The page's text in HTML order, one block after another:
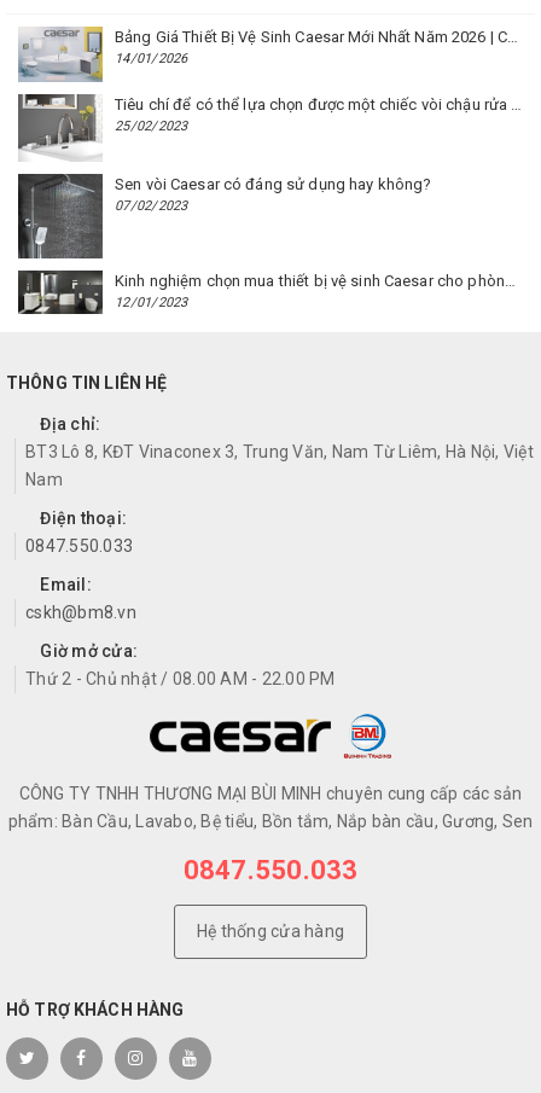
14/01/2026
Tiêu chí để có thể lựa chọn được một chiếc vòi chậu rửa mặt Caesar phù hợp
25/02/2023
Sen vòi Caesar có đáng sử dụng hay không?
07/02/2023
Kinh nghiệm chọn mua thiết bị vệ sinh Caesar cho phòng trọ
12/01/2023
THÔNG TIN LIÊN HỆ
Địa chỉ:
BT3 Lô 8, KĐT Vinaconex 3, Trung Văn, Nam Từ Liêm, Hà Nội, Việt
Nam
Điện thoại:
0847.550.033
Email:
cskh@bm8.vn
Giờ mở cửa:
Thứ 2 - Chủ nhật / 08.00 AM - 22.00 PM
CÔNG TY TNHH THƯƠNG MẠI BÙI MINH chuyên cung cấp các sản
phẩm: Bàn Cầu, Lavabo, Bệ tiểu, Bồn tắm, Nắp bàn cầu, Gương, Sen
0847.550.033
Hệ thống cửa hàng
HỖ TRỢ KHÁCH HÀNG